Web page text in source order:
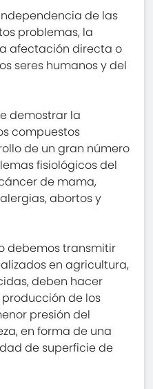
de las
problemas, la
afectación directa o
seres humanos y del
demostrar la
compuestos
de un gran número
fisiológicos del
de mama,
abortos y
debemos transmitir
en agricultura,
deben hacer
de los
presión del
en forma de una
de superficie de